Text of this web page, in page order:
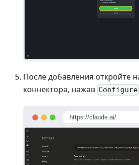
После добавления откройте
коннектора, нажав Configure
https://claude.ai/